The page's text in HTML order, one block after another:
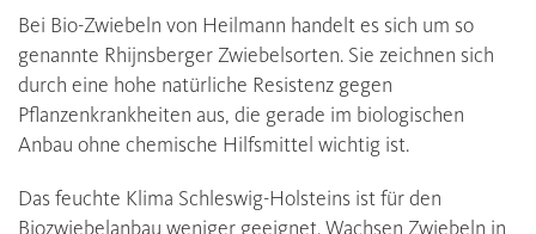
Bei Bio-Zwiebeln von Heilmann handelt es sich um so
genannte Rhijnsberger Zwiebelsorten. Sie zeichnen sich
durch eine hohe natürliche Resistenz gegen
Pflanzenkrankheiten aus, die gerade im biologischen
Anbau ohne chemische Hilfsmittel wichtig ist.
Das feuchte Klima Schleswig-Holsteins ist für den
Biozwiebelanbau weniger geeignet. Wachsen Zwiebeln in